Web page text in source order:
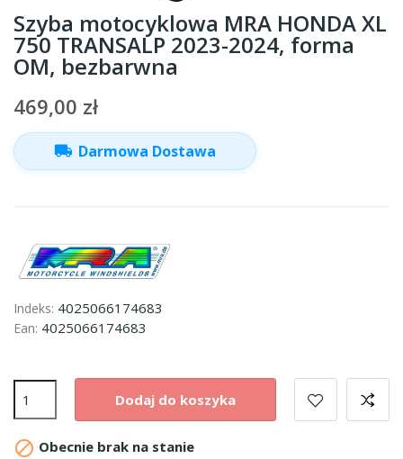
Szyba motocyklowa MRA HONDA XL
750 TRANSALP 2023-2024, forma
OM, bezbarwna
469,00 zł
local_shipping Darmowa Dostawa
Indeks: 4025066174683
Ean: 4025066174683
Dodaj do koszyka
 Obecnie brak na stanie